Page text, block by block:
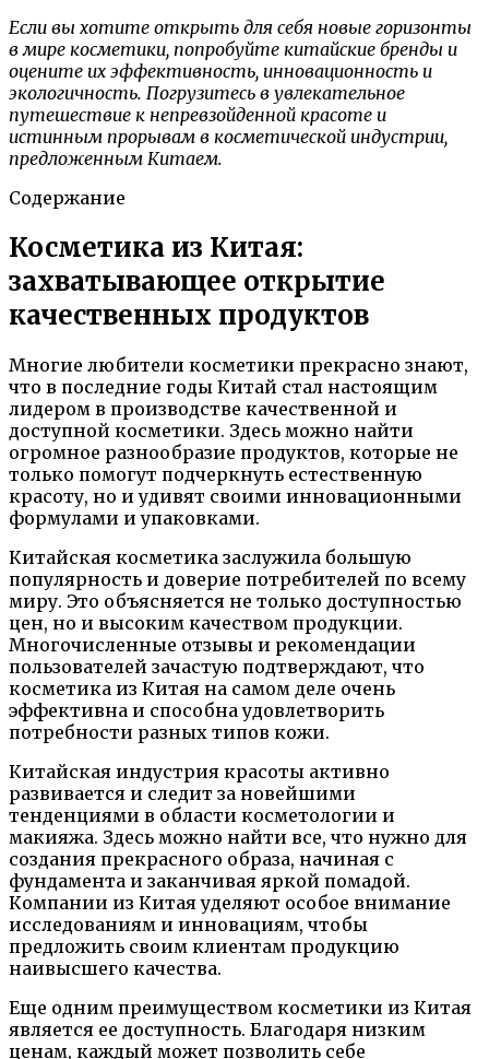
Если вы хотите открыть для себя новые горизонты
в мире косметики, попробуйте китайские бренды и
оцените их эффективность, инновационность и
экологичность. Погрузитесь в увлекательное
путешествие к непревзойденной красоте и
истинным прорывам в косметической индустрии,
предложенным Китаем.
Содержание
Косметика из Китая:
захватывающее открытие
качественных продуктов
Многие любители косметики прекрасно знают,
что в последние годы Китай стал настоящим
лидером в производстве качественной и
доступной косметики. Здесь можно найти
огромное разнообразие продуктов, которые не
только помогут подчеркнуть естественную
красоту, но и удивят своими инновационными
формулами и упаковками.
Китайская косметика заслужила большую
популярность и доверие потребителей по всему
миру. Это объясняется не только доступностью
цен, но и высоким качеством продукции.
Многочисленные отзывы и рекомендации
пользователей зачастую подтверждают, что
косметика из Китая на самом деле очень
эффективна и способна удовлетворить
потребности разных типов кожи.
Китайская индустрия красоты активно
развивается и следит за новейшими
тенденциями в области косметологии и
макияжа. Здесь можно найти все, что нужно для
создания прекрасного образа, начиная с
фундамента и заканчивая яркой помадой.
Компании из Китая уделяют особое внимание
исследованиям и инновациям, чтобы
предложить своим клиентам продукцию
наивысшего качества.
Еще одним преимуществом косметики из Китая
является ее доступность. Благодаря низким
ценам, каждый может позволить себе